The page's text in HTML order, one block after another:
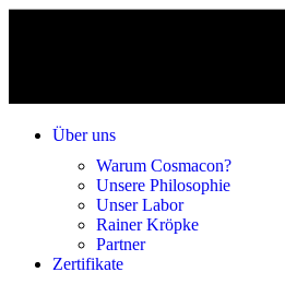
Über uns
Warum Cosmacon?
Unsere Philosophie
Unser Labor
Rainer Kröpke
Partner
Zertifikate